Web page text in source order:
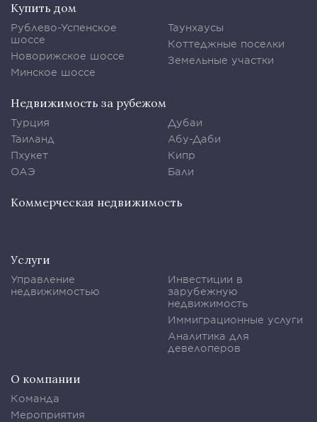
Купить дом
Рублево-Успенское
шоссе
Новорижское шоссе
Минское шоссе
Таунхаусы
Коттеджные поселки
Земельные участки
Недвижимость за рубежом
Турция
Таиланд
Пхукет
ОАЭ
Дубаи
Абу-Даби
Кипр
Бали
Коммерческая недвижимость
Услуги
Управление
недвижимостью
Инвестиции в
зарубежную
недвижимость
Иммиграционные услуги
Аналитика для
девелоперов
О компании
Команда
Мероприятия